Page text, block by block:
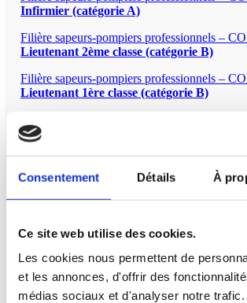
Consentement Détails À
Ce site web utilise des cookies.
Les cookies nous permettent de
et les annonces, d'offrir des
médias sociaux et d'analyser notre trafic.
Infirmier (catégorie A)
Filière sapeurs-pompiers professionnels –
Lieutenant 2ème classe (catégorie B)
Filière sapeurs-pompiers professionnels –
Lieutenant 1ère classe (catégorie B)
supérieur de santé (catégorie A)
Filière sapeurs-pompiers professionnels –
Lieutenant hors classe (catégorie B)
Filière sapeurs-pompiers professionnels –